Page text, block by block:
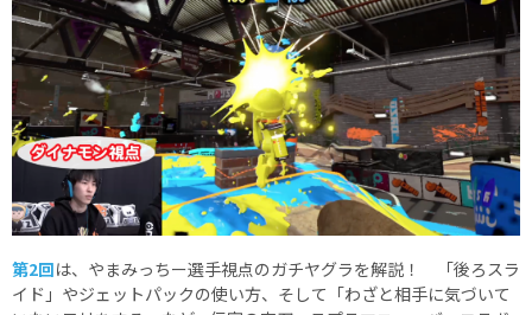
第2回は、やまみっちー選手視点のガチヤグラを解説！ 「後ろスラ
イド」やジェットパックの使い方、そして「わざと相手に気づいて